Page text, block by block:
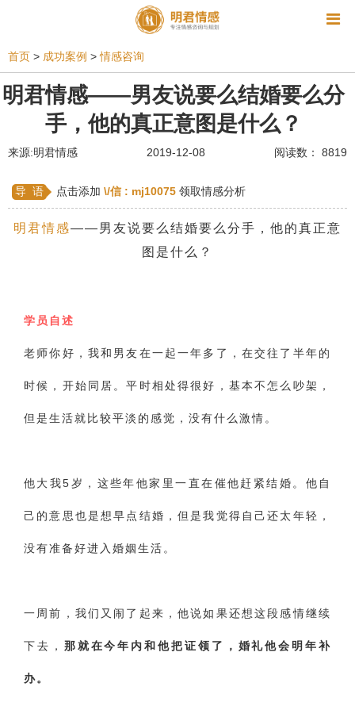
相亲 同性恋 恋爱技巧 挽回爱情
挽救婚姻 爱情相关 星座情感 离婚
姻缘测试 美容 怀孕 交友
感情挽回 双鱼座男生 情感测试
水瓶座男生 摩羯座男生 射手座男生
天秤座男生
爱情小说
不和 金牛座男生 白羊座男生 吵架
财产分割 外遇 分手 第三者 心态
变心 感人 伤感 婚姻问题
十二生肖 分手复合 梦见 抽签算命
异地恋 明星 气质 美妆 情感挽回
化妆 挽留前任 避孕
经营婚姻 婚姻修复 孕早期 感情挽回
备孕 产后恢复 减肥 月子 婴儿辅食
产妇食谱
首页 > 成功案例 > 情感咨询
明君情感——男友说要么结婚要么分
手，他的真正意图是什么？
来源:明君情感 2019-12-08 阅读数： 8819
导 语 点击添加 \/信 : mj10075 领取情感分析
明君情感——男友说要么结婚要么分手，他的真正意
图是什么？
学员自述
老师你好，我和男友在一起一年多了，在交往了半年的
时候，开始同居。平时相处得很好，基本不怎么吵架，
但是生活就比较平淡的感觉，没有什么激情。
他大我5岁，这些年他家里一直在催他赶紧结婚。他自
己的意思也是想早点结婚，但是我觉得自己还太年轻，
没有准备好进入婚姻生活。
一周前，我们又闹了起来，他说如果还想这段感情继续
下去， 那就在今年内和他把证领了，婚礼他会明年补
办。